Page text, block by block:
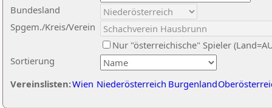
Sortierung
Bundesland
Spgem./Kreis/Verein
Nur "österreichische" Spieler
Vereinslisten:Wien Niederösterreich Burgenland